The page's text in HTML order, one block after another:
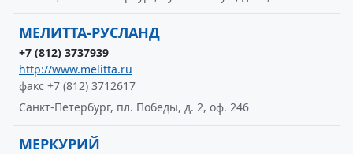
МЕЛИТТА-РУСЛАНД
+7 (812) 3737939
http://www.melitta.ru
факс +7 (812) 3712617
Санкт-Петербург, пл. Победы, д. 2, оф. 246
МЕРКУРИЙ